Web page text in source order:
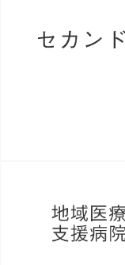
リハビリテーション科
臨床研修医 採用情報
病院広報誌アーカイ
report Vol.60）
2026年05月09日
がん患者サロンのご